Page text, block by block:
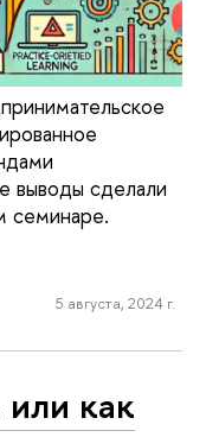
выводы сделали
семинаре.
5 августа, 2024 г.
как